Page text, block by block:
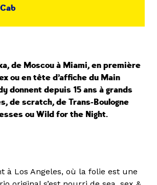
de Moscou à Miami, en première
ou en tête d’affiche du Main
donnent depuis 15 ans à grands
de scratch, de Trans-Boulogne
ou Wild for the Night.
à Los Angeles, où la folie est une